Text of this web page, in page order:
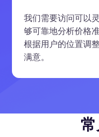
我们需要访问可以
够可靠地分析价格
根据用户的位置调
满意。